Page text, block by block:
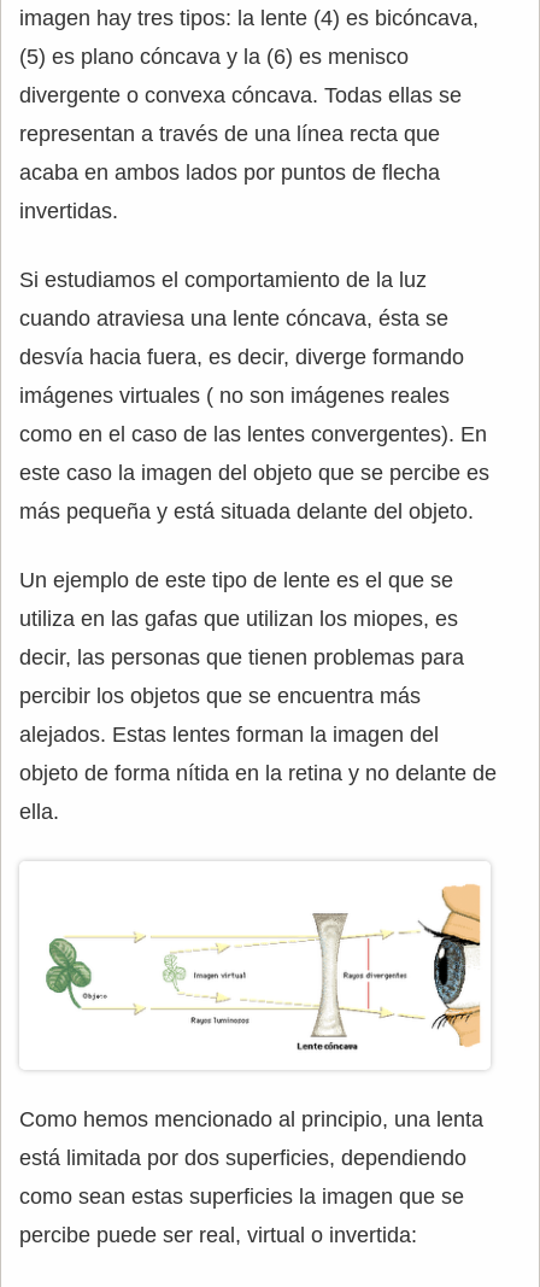
imagen hay tres tipos: la lente (4) es bicóncava,
(5) es plano cóncava y la (6) es menisco
divergente o convexa cóncava. Todas ellas se
representan a través de una línea recta que
acaba en ambos lados por puntos de flecha
invertidas.
Si estudiamos el comportamiento de la luz
cuando atraviesa una lente cóncava, ésta se
desvía hacia fuera, es decir, diverge formando
imágenes virtuales ( no son imágenes reales
como en el caso de las lentes convergentes). En
este caso la imagen del objeto que se percibe es
más pequeña y está situada delante del objeto.
Un ejemplo de este tipo de lente es el que se
utiliza en las gafas que utilizan los miopes, es
decir, las personas que tienen problemas para
percibir los objetos que se encuentra más
alejados. Estas lentes forman la imagen del
objeto de forma nítida en la retina y no delante de
ella.
Como hemos mencionado al principio, una lenta
está limitada por dos superficies, dependiendo
como sean estas superficies la imagen que se
percibe puede ser real, virtual o invertida: